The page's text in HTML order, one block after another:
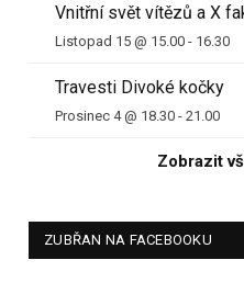
Vnitřní svět vítězů a X
Listopad 15 @ 15.00 - 16.30
Travesti Divoké kočky
Prosinec 4 @ 18.30 - 21.00
Zobrazit
ZUBŘAN NA FACEBOOKU